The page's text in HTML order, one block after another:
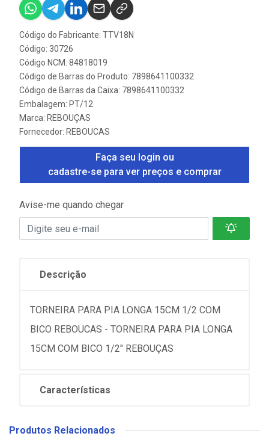
Código do Fabricante: TTV18N
Código: 30726
Código NCM: 84818019
Código de Barras do Produto: 7898641100332
Código de Barras da Caixa: 7898641100332
Embalagem: PT/12
Marca: REBOUÇAS
Fornecedor: REBOUCAS
Faça seu login ou
cadastre-se para ver preços e comprar
Avise-me quando chegar
Descrição
TORNEIRA PARA PIA LONGA 15CM 1/2 COM
BICO REBOUCAS - TORNEIRA PARA PIA LONGA
15CM COM BICO 1/2" REBOUÇAS
Características
Produtos Relacionados